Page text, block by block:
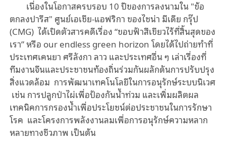
Video
เนื่องในโอกาสครบรอบ 10 ปีของการลงนามใน "ข้อ
ตกลงปารีส" ศูนย์เอเชีย-แอฟริกา ของไชน่า มีเดีย กรุ๊ป
(CMG) ได้เปิดตัวสารคดีเรื่อง “ขอบฟ้าสีเขียวไร้ที่สิ้นสุดของ
เรา” หรือ our endless green horizon โดยได้ไปถ่ายทำที่
ประเทศเคนยา ศรีลังกา ลาว และประเทศอื่น ๆ เล่าเรื่องที่
ทีมงานจีนและประชาชนท้องถิ่นร่วมกันผลักดันการปรับปรุง
สิ่งแวดล้อม การพัฒนาเทคโนโลยีในการอนุรักษ์ระบบนิเวศ
เช่น การปลูกป่าไผ่เพื่อป้องกันน้ำท่วม และเพิ่มผลิตผล
เทคนิคการกรองน้ำเพื่อประโยชน์ต่อประชาชนในการรักษา
โรค และโครงการพลังงานลมเพื่อการอนุรักษ์ความหลาก
หลายทางชีวภาพ เป็นต้น